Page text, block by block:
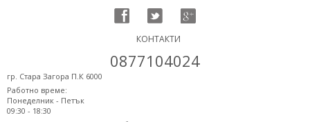
КОНТАКТИ
0877104024
гр. Стара Загора П.К 6000
Работно време:
Понеделник - Петък
09:30 - 18:30